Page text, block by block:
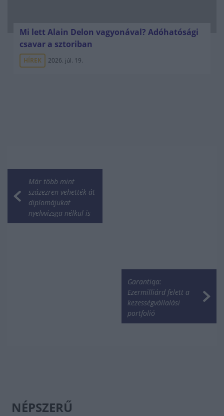
Mi lett Alain Delon vagyonával? Adóhatósági
csavar a sztoriban
HÍREK 2026. júl. 19.
Már több mint
százezren vehették át
diplomájukat
nyelvvizsga nélkül is
Garantiqa:
Ezermilliárd felett a
kezességvállalási
portfolió
NÉPSZERŰ